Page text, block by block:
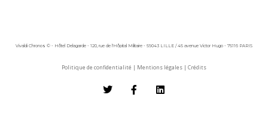
Vivaldi Chronos © - Hôtel Delagarde - 120, rue de l'Hôpital Militaire - 59043 LILLE / 45 avenue Victor Hugo - 75116 PARIS
Politique de confidentialité | Mentions légales | Crédits